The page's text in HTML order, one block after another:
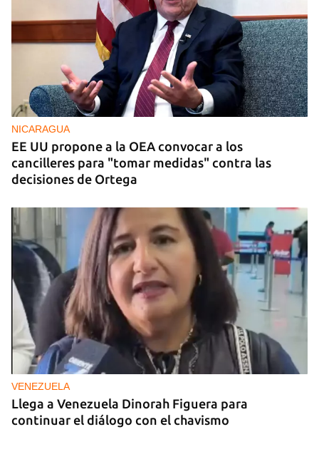
NICARAGUA
EE UU propone a la OEA convocar a los
cancilleres para "tomar medidas" contra las
decisiones de Ortega
VENEZUELA
Llega a Venezuela Dinorah Figuera para
continuar el diálogo con el chavismo